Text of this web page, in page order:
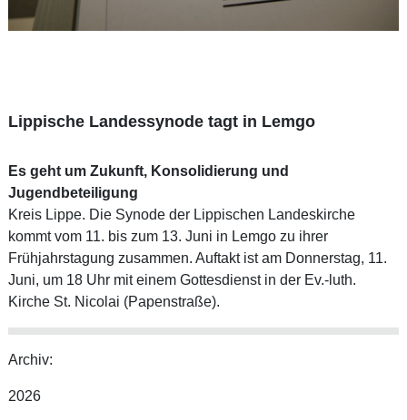
Lippische Landessynode tagt in Lemgo
Es geht um Zukunft, Konsolidierung und
Jugendbeteiligung
Kreis Lippe. Die Synode der Lippischen Landeskirche
kommt vom 11. bis zum 13. Juni in Lemgo zu ihrer
Frühjahrstagung zusammen. Auftakt ist am Donnerstag, 11.
Juni, um 18 Uhr mit einem Gottesdienst in der Ev.-luth.
Kirche St. Nicolai (Papenstraße).
Archiv:
2026